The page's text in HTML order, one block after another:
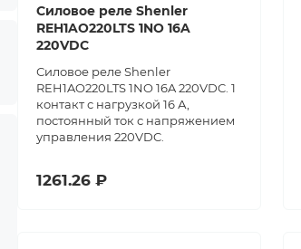
Силовое реле Shenler
REH1AO220LTS 1NO 16A
220VDC
Силовое реле Shenler
REH1AO220LTS 1NO 16A 220VDC. 1
контакт с нагрузкой 16 А,
постоянный ток с напряжением
управления 220VDC.
1261.26 ₽